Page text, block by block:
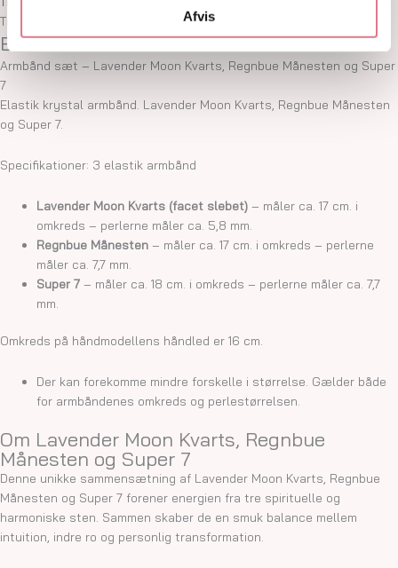
Afvis
Tilføj til favoritter
Beskrivelse
Armbånd sæt – Lavender Moon Kvarts, Regnbue Månesten og Super
7
Elastik krystal armbånd. Lavender Moon Kvarts, Regnbue Månesten
og Super 7.
Specifikationer: 3 elastik armbånd
Lavender Moon Kvarts (facet slebet) – måler ca. 17 cm. i
omkreds – perlerne måler ca. 5,8 mm.
Regnbue Månesten – måler ca. 17 cm. i omkreds – perlerne
måler ca. 7,7 mm.
Super 7 – måler ca. 18 cm. i omkreds – perlerne måler ca. 7,7
mm.
Omkreds på håndmodellens håndled er 16 cm.
Der kan forekomme mindre forskelle i størrelse. Gælder både
for armbåndenes omkreds og perlestørrelsen.
Om Lavender Moon Kvarts, Regnbue
Månesten og Super 7
Denne unikke sammensætning af Lavender Moon Kvarts, Regnbue
Månesten og Super 7 forener energien fra tre spirituelle og
harmoniske sten. Sammen skaber de en smuk balance mellem
intuition, indre ro og personlig transformation.